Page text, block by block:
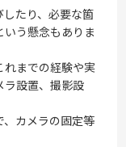
たり、必要な箇
う懸念もありま
れまでの経験や実
ラ設置、撮影設
カメラの固定等